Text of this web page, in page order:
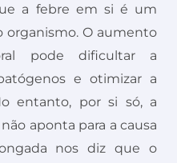
a febre em si é um
organismo. O aumento
pode dificultar a
e otimizar a
entanto, por si só, a
aponta para a causa
nos diz que o